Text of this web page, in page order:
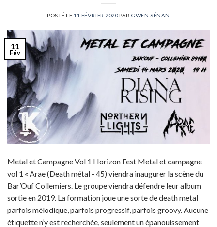
POSTÉ LE 11 FÉVRIER 2020PAR GWEN SÉNAN
11
Fév
Metal et Campagne Vol 1 Horizon Fest‎ Metal et campagne
vol 1 « Arae (Death métal - 45) viendra inaugurer la scène du
Bar’Ouf Collemiers. Le groupe viendra défendre leur album
sortie en 2019. La formation joue une sorte de death metal
parfois mélodique, parfois progressif, parfois groovy. Aucune
étiquette n’y est recherchée, seulement un épanouissement